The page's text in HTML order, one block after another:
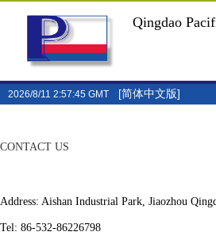
Qingdao
2026/8/11 2:57:45 GMT [简体中文版]
CONTACT US
Address: Aishan Industrial Park, Jiaozhou
Tel: 86-532-86226798